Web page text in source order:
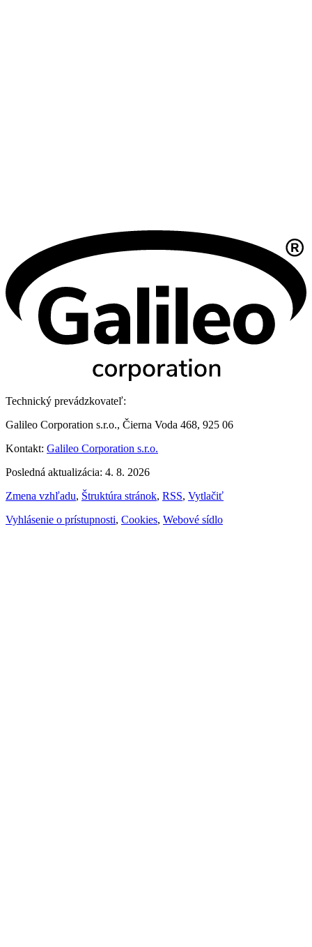
Technický prevádzkovateľ:
Galileo Corporation s.r.o., Čierna Voda 468, 925 06
Kontakt: Galileo Corporation s.r.o.
Posledná aktualizácia: 4. 8. 2026
Zmena vzhľadu, Štruktúra stránok, RSS, Vytlačiť
Vyhlásenie o prístupnosti, Cookies, Webové sídlo